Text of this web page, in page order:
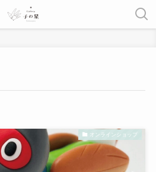
オンラインショップ